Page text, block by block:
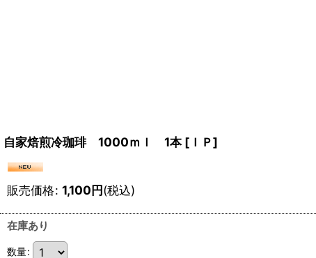
自家焙煎冷珈琲 1000ｍｌ 1本 [ ＩＰ]
販売価格: 1,100円(税込)
在庫あり
数量: